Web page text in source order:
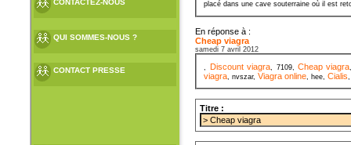
CONTACTEZ-NOUS
QUI SOMMES-NOUS ?
CONTACT PRESSE
placé dans une cave souterraine où il est
En réponse à :
Cheap viagra
samedi 7 avril 2012
, Discount viagra, 7109, Cheap viagra
viagra, nvszar,Viagra online, hee,Cialis
Titre :